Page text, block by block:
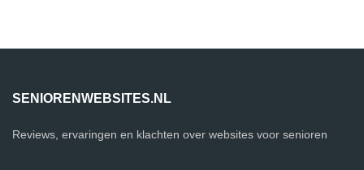
SENIORENWEBSITES.NL
Reviews, ervaringen en klachten over websites voor senioren